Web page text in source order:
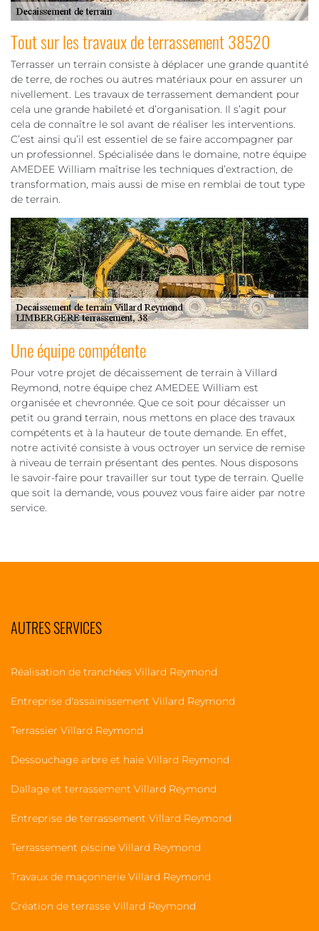
Tout sur les travaux de terrassement 38520
Terrasser un terrain consiste à déplacer une grande quantité
de terre, de roches ou autres matériaux pour en assurer un
nivellement. Les travaux de terrassement demandent pour
cela une grande habileté et d’organisation. Il s’agit pour
cela de connaître le sol avant de réaliser les interventions.
C’est ainsi qu’il est essentiel de se faire accompagner par
un professionnel. Spécialisée dans le domaine, notre équipe
AMEDEE William maîtrise les techniques d’extraction, de
transformation, mais aussi de mise en remblai de tout type
de terrain.
Une équipe compétente
Pour votre projet de décaissement de terrain à Villard
Reymond, notre équipe chez AMEDEE William est
organisée et chevronnée. Que ce soit pour décaisser un
petit ou grand terrain, nous mettons en place des travaux
compétents et à la hauteur de toute demande. En effet,
notre activité consiste à vous octroyer un service de remise
à niveau de terrain présentant des pentes. Nous disposons
le savoir-faire pour travailler sur tout type de terrain. Quelle
que soit la demande, vous pouvez vous faire aider par notre
service.
AUTRES SERVICES
Réalisation de tranchées Villard Reymond
Entreprise d'assainissement Villard Reymond
Terrassier Villard Reymond
Dessouchage arbre et haie Villard Reymond
Dallage et terrassement Villard Reymond
Entreprise de terrassement Villard Reymond
Terrassement piscine Villard Reymond
Travaux de maçonnerie Villard Reymond
Création de terrasse Villard Reymond